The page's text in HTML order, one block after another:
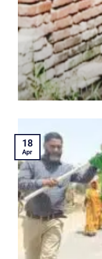
18
Apr